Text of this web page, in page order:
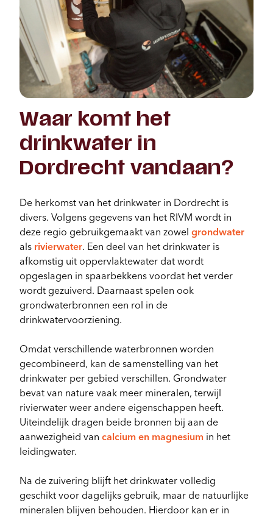
Waar komt het
drinkwater in
Dordrecht vandaan?
De herkomst van het drinkwater in Dordrecht is
divers. Volgens gegevens van het RIVM wordt in
deze regio gebruikgemaakt van zowel grondwater
als rivierwater. Een deel van het drinkwater is
afkomstig uit oppervlaktewater dat wordt
opgeslagen in spaarbekkens voordat het verder
wordt gezuiverd. Daarnaast spelen ook
grondwaterbronnen een rol in de
drinkwatervoorziening.
Omdat verschillende waterbronnen worden
gecombineerd, kan de samenstelling van het
drinkwater per gebied verschillen. Grondwater
bevat van nature vaak meer mineralen, terwijl
rivierwater weer andere eigenschappen heeft.
Uiteindelijk dragen beide bronnen bij aan de
aanwezigheid van calcium en magnesium in het
leidingwater.
Na de zuivering blijft het drinkwater volledig
geschikt voor dagelijks gebruik, maar de natuurlijke
mineralen blijven behouden. Hierdoor kan er in